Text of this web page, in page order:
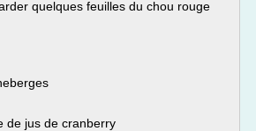
quelques feuilles du chou rouge
de jus de cranberry